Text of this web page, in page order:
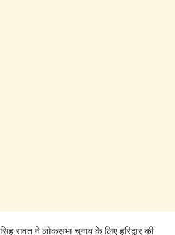
रावत ने लोकसभा चुनाव के लिए हरिद्वार की